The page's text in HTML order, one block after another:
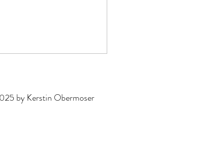
by Kerstin Obermoser